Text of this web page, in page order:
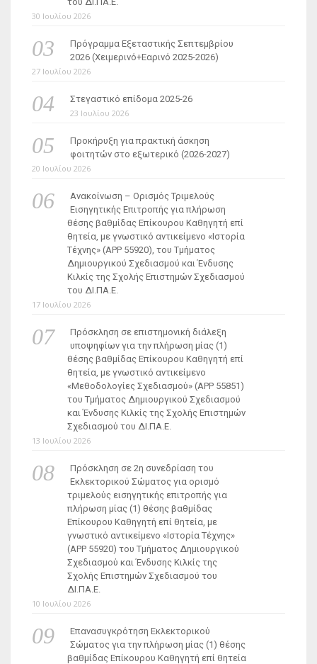
30 Ιουλίου 2026
Πρόγραμμα Εξεταστικής Σεπτεμβρίου
2026 (Χειμερινό+Εαρινό 2025-2026)
27 Ιουλίου 2026
Στεγαστικό επίδομα 2025-26
23 Ιουλίου 2026
Προκήρυξη για πρακτική άσκηση
φοιτητών στο εξωτερικό (2026-2027)
20 Ιουλίου 2026
Ανακοίνωση – Ορισμός Τριμελούς
Εισηγητικής Επιτροπής για πλήρωση
θέσης βαθμίδας Επίκουρου Καθηγητή επί
θητεία, με γνωστικό αντικείμενο «Ιστορία
Τέχνης» (ΑΡΡ 55920), του Τμήματος
Δημιουργικού Σχεδιασμού και Ένδυσης
Κιλκίς της Σχολής Επιστημών Σχεδιασμού
του ΔΙ.ΠΑ.Ε.
17 Ιουλίου 2026
Πρόσκληση σε επιστημονική διάλεξη
υποψηφίων για την πλήρωση μίας (1)
θέσης βαθμίδας Επίκουρου Καθηγητή επί
θητεία, με γνωστικό αντικείμενο
«Μεθοδολογίες Σχεδιασμού» (ΑΡΡ 55851)
του Τμήματος Δημιουργικού Σχεδιασμού
και Ένδυσης Κιλκίς της Σχολής Επιστημών
Σχεδιασμού του ΔΙ.ΠΑ.Ε.
13 Ιουλίου 2026
Πρόσκληση σε 2η συνεδρίαση του
Εκλεκτορικού Σώματος για ορισμό
τριμελούς εισηγητικής επιτροπής για
πλήρωση μίας (1) θέσης βαθμίδας
Επίκουρου Καθηγητή επί θητεία, με
γνωστικό αντικείμενο «Ιστορία Τέχνης»
(ΑΡΡ 55920) του Τμήματος Δημιουργικού
Σχεδιασμού και Ένδυσης Κιλκίς της
Σχολής Επιστημών Σχεδιασμού του
ΔΙ.ΠΑ.Ε.
10 Ιουλίου 2026
Επανασυγκρότηση Εκλεκτορικού
Σώματος για την πλήρωση μίας (1) θέσης
βαθμίδας Επίκουρου Καθηγητή επί θητεία